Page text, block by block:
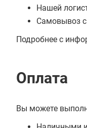
Нашей
Самовывоз
Подробнее с
Оплата
Вы можете